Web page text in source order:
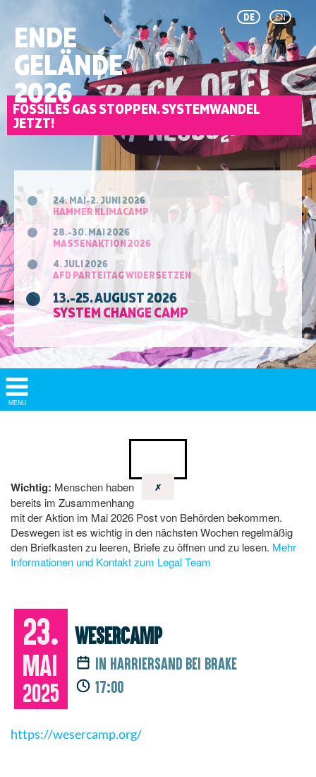
DE EN
ENDE
GELÄNDE
2026
FOSSILES GAS STOPPEN. SYSTEMWANDEL
JETZT!
24. MAI-2. JUNI 2026
HAMMER KLIMACAMP
28.-30. MAI 2026
MASSENAKTION 2026
4. JULI 2026
AFD PARTEITAG WIDERSETZEN
13.-25. AUGUST 2026
SYSTEM CHANGE CAMP
Show/
Hide
MENU
23.
Mai
2025
Wesercamp
in Harriersand bei Brake
17:00
https://wesercamp.org/
✗
Wichtig: Menschen haben
bereits im Zusammenhang
mit der Aktion im Mai 2026 Post von Behörden bekommen.
Deswegen ist es wichtig in den nächsten Wochen regelmäßig
den Briefkasten zu leeren, Briefe zu öffnen und zu lesen. Mehr
Informationen und Kontakt zum Legal Team